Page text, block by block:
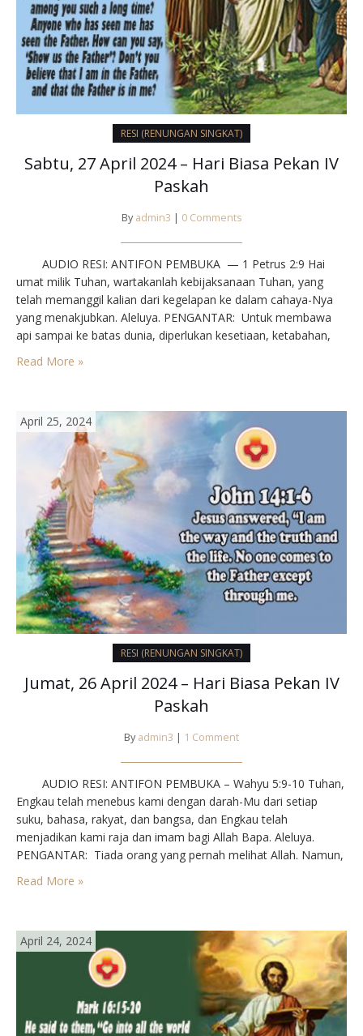
RESI (RENUNGAN SINGKAT)
Sabtu, 27 April 2024 – Hari Biasa Pekan IV
Paskah
By admin3 | 0 Comments
AUDIO RESI: ANTIFON PEMBUKA — 1 Petrus 2:9⁣ Hai
umat milik Tuhan, wartakanlah kebijaksanaan Tuhan, yang
telah memanggil kalian dari kegelapan ke dalam cahaya-Nya
yang menakjubkan. Aleluya.⁣⁣ PENGANTAR⁣: Untuk membawa
api sampai ke batas dunia, diperlukan kesetiaan, ketabahan,
dan pengorbanan. Paulus dan Barnabas, misionaris pertama,
membawa sukacita ke mana pun mereka pergi. Sering
Read More »
April 25, 2024
RESI (RENUNGAN SINGKAT)
Jumat, 26 April 2024 – Hari Biasa Pekan IV
Paskah
By admin3 | 1 Comment
AUDIO RESI: ANTIFON PEMBUKA – Wahyu 5:9-10⁣ Tuhan,
Engkau telah menebus kami dengan darah-Mu dari setiap
suku, bahasa, rakyat, dan bangsa, dan Engkau telah
menjadikan kami raja dan imam bagi Allah Bapa. Aleluya.⁣⁣
PENGANTAR⁣: Tiada orang yang pernah melihat Allah. Namun,
bila kita saling menaruh cinta kasih, maka Yesus hadir di
Read More »
April 24, 2024